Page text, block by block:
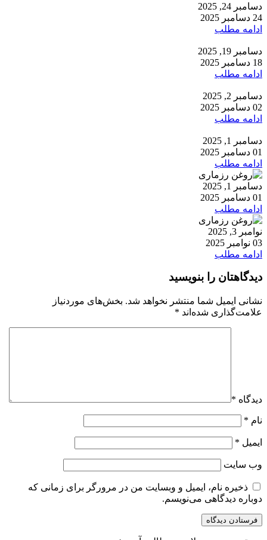
دسامبر 24, 2025
24 دسامبر 2025
ادامه مطلب
دسامبر 19, 2025
18 دسامبر 2025
ادامه مطلب
دسامبر 2, 2025
02 دسامبر 2025
ادامه مطلب
دسامبر 1, 2025
01 دسامبر 2025
ادامه مطلب
دسامبر 1, 2025
01 دسامبر 2025
ادامه مطلب
نوامبر 3, 2025
03 نوامبر 2025
ادامه مطلب
دیدگاهتان را بنویسید
نشانی ایمیل شما منتشر نخواهد شد. بخش‌های موردنیاز
علامت‌گذاری شده‌اند *
دیدگاه *
نام *
ایمیل *
وب‌ سایت
ذخیره نام، ایمیل و وبسایت من در مرورگر برای زمانی که
دوباره دیدگاهی می‌نویسم.